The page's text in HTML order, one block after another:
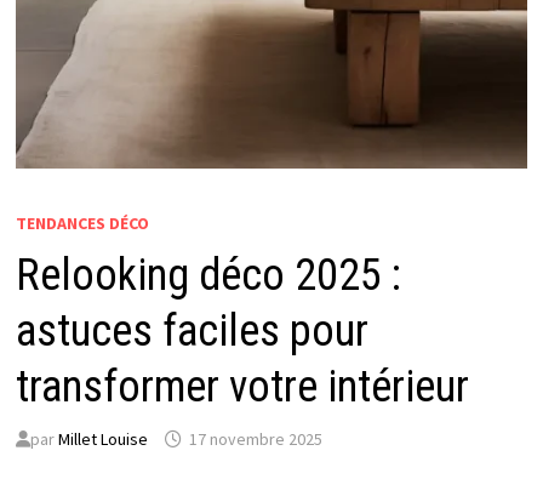
TENDANCES DÉCO
Relooking déco 2025 :
astuces faciles pour
transformer votre intérieur
parMillet Louise 17 novembre 2025